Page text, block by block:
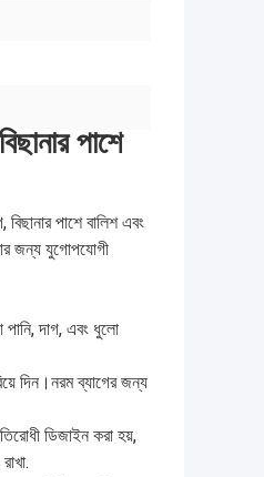
পাশে
পাশে বালিশ এবং
জন্য যুগোপযোগী
দাগ, এবং ধুলো
দিন।নরম ব্যাগের জন্য
ডিজাইন করা হয়,